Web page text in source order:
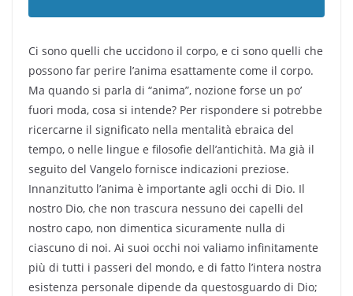
Ci sono quelli che uccidono il corpo, e ci sono quelli che
possono far perire l’anima esattamente come il corpo.
Ma quando si parla di “anima”, nozione forse un po’
fuori moda, cosa si intende? Per rispondere si potrebbe
ricercarne il significato nella mentalità ebraica del
tempo, o nelle lingue e filosofie dell’antichità. Ma già il
seguito del Vangelo fornisce indicazioni preziose.
Innanzitutto l’anima è importante agli occhi di Dio. Il
nostro Dio, che non trascura nessuno dei capelli del
nostro capo, non dimentica sicuramente nulla di
ciascuno di noi. Ai suoi occhi noi valiamo infinitamente
più di tutti i passeri del mondo, e di fatto l’intera nostra
esistenza personale dipende da questosguardo di Dio;